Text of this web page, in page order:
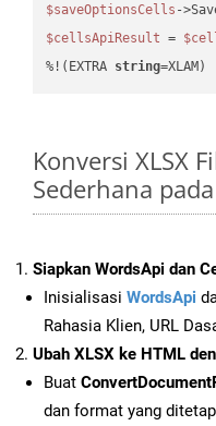
$saveOptionsCells -
$cellsApiResult =
%!(EXTRA string=XLAM)
Konversi XLSX
Sederhana
Siapkan WordsApi dan
Inisialisasi WordsApi
Rahasia Klien, URL
Ubah XLSX ke HTML
Buat
dan format yang